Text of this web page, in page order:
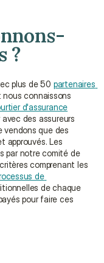
?
plus de 50 partenaires
nous connaissons
d'assurance
des assureurs
que des
approuvés. Les
par notre comité de
comprenant les
de
de chaque
pour faire ces